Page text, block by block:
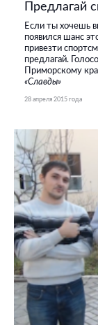
Предлагай
Если ты хочешь
появился шанс
привезти
предлагай.
Приморскому
«Славды»
28 апреля 2015 года